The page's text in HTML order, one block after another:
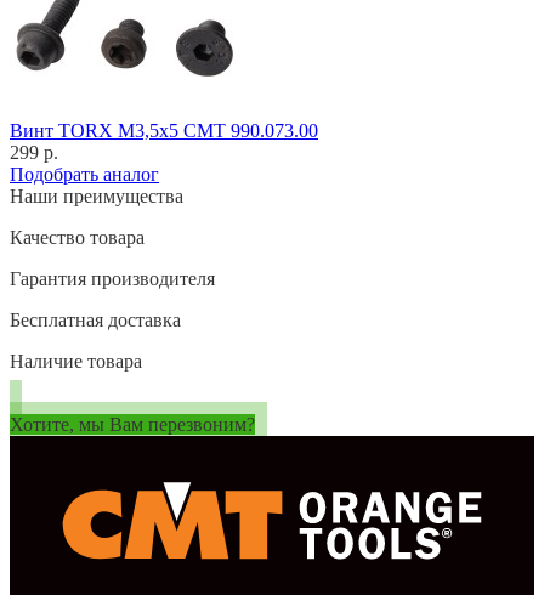
Винт TORX M3,5x5 CMT 990.073.00
299 р.
Подобрать аналог
Наши преимущества
Качество товара
Гарантия производителя
Бесплатная доставка
Наличие товара
Хотите, мы Вам перезвоним?